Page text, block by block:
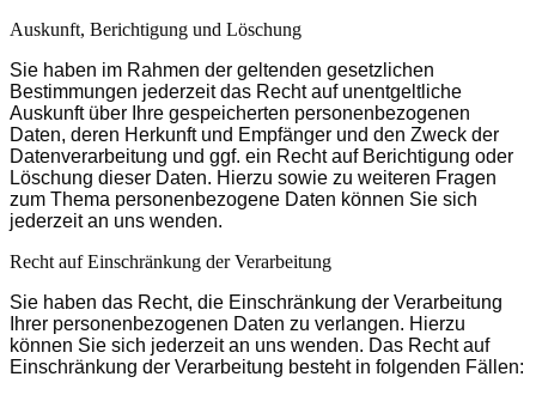
Auskunft, Berichtigung und Löschung
Sie haben im Rahmen der geltenden gesetzlichen
Bestimmungen jederzeit das Recht auf unentgeltliche
Auskunft über Ihre gespeicherten personenbezogenen
Daten, deren Herkunft und Empfänger und den Zweck der
Datenverarbeitung und ggf. ein Recht auf Berichtigung oder
Löschung dieser Daten. Hierzu sowie zu weiteren Fragen
zum Thema personenbezogene Daten können Sie sich
jederzeit an uns wenden.
Recht auf Einschränkung der Verarbeitung
Sie haben das Recht, die Einschränkung der Verarbeitung
Ihrer personenbezogenen Daten zu verlangen. Hierzu
können Sie sich jederzeit an uns wenden. Das Recht auf
Einschränkung der Verarbeitung besteht in folgenden Fällen: